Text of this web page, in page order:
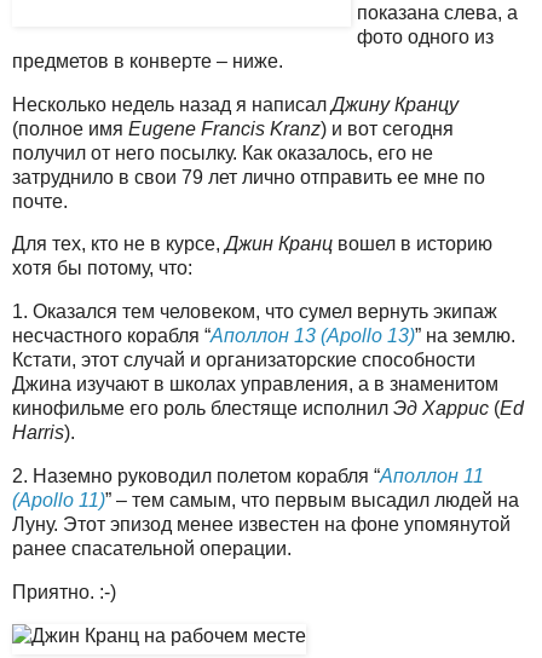
показана слева, а
фото одного из
предметов в конверте – ниже.
Несколько недель назад я написалДжину Кранцу
(полное имя Eugene Francis Kranz) и вот сегодня
получил от него посылку. Как оказалось, его не
затруднило в свои 79 лет лично отправить ее мне по
почте.
Для тех, кто не в курсе,Джин Кранц вошел в историю
хотя бы потому, что:
1. Оказался тем человеком, что сумел вернуть экипаж
несчастного корабля “Аполлон 13 (Apollo 13)” на землю.
Кстати, этот случай и организаторские способности
Джина изучают в школах управления, а в знаменитом
кинофильме его роль блестяще исполнил Эд Харрис (Ed
Harris).
2. Наземно руководил полетом корабля “Аполлон 11
(Apollo 11)” – тем самым, что первым высадил людей на
Луну. Этот эпизод менее известен на фоне упомянутой
ранее спасательной операции.
Приятно. :-)